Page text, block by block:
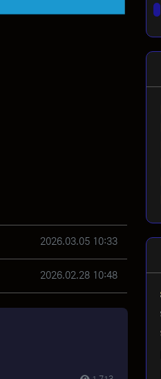
작성일
2026.03.05 10:33
작성일
2026.02.28 10:48